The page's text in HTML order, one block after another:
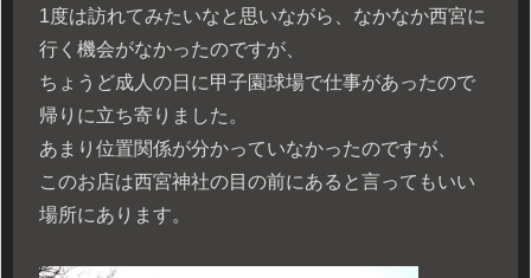
1度は訪れてみたいなと思いながら、なかなか西宮に
行く機会がなかったのですが、
ちょうど成人の日に甲子園球場で仕事があったので
帰りに立ち寄りました。
あまり位置関係が分かっていなかったのですが、
このお店は西宮神社の目の前にあると言ってもいい
場所にあります。